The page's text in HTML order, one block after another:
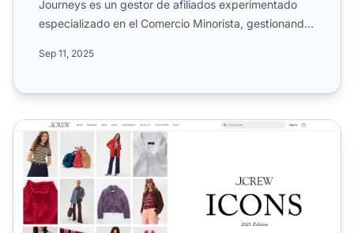
Journeys es un gestor de afiliados experimentado
especializado en el Comercio Minorista, gestionando
Sep 11, 2025
Programa de Afiliados de J.Crew